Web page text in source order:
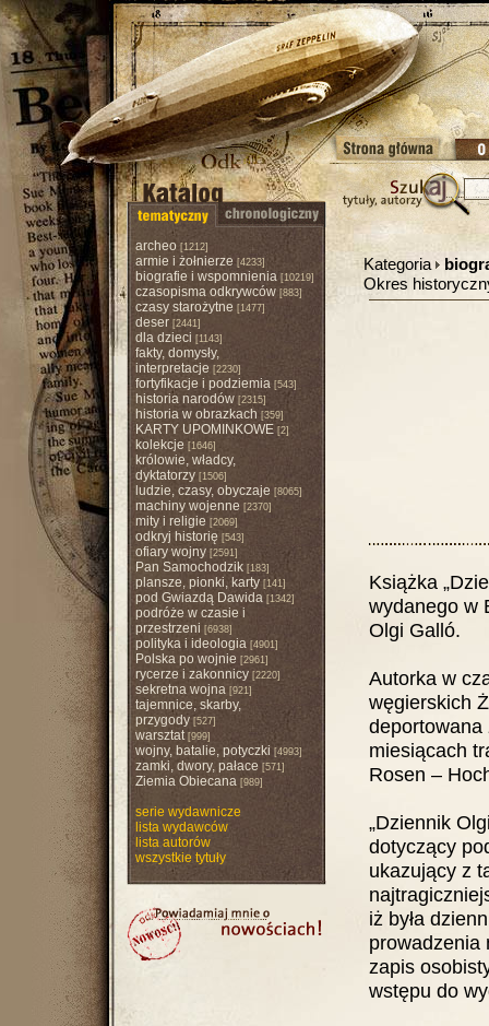
archeo [1212]
armie i żołnierze [4233]
biografie i wspomnienia[10219]
czasopisma odkrywców[883]
czasy starożytne [1477]
deser[2441]
dla dzieci [1143]
fakty, domysły,
interpretacje [2230]
fortyfikacje i podziemia[543]
historia narodów[2315]
historia w obrazkach [359]
KARTY UPOMINKOWE[2]
kolekcje [1646]
królowie, władcy,
dyktatorzy[1506]
ludzie, czasy, obyczaje [8065]
machiny wojenne [2370]
mity i religie [2069]
odkryj historię[543]
ofiary wojny[2591]
Pan Samochodzik[183]
plansze, pionki, karty[141]
pod Gwiazdą Dawida[1342]
podróże w czasie i
przestrzeni [6938]
polityka i ideologia[4901]
Polska po wojnie [2961]
rycerze i zakonnicy[2220]
sekretna wojna[921]
tajemnice, skarby,
przygody[527]
warsztat[999]
wojny, batalie, potyczki [4993]
zamki, dwory, pałace [571]
Ziemia Obiecana[989]
serie wydawnicze
lista wydawców
lista autorów
wszystkie tytuły
Kategoria
Okres
Książka
wydanego w
Olgi Galló.
Autorka w
węgierskich
deportowana
miesiącach
Rosen –
„Dziennik
dotyczący
ukazujący z
iż była
prowadzenia
zapis
wstępu do